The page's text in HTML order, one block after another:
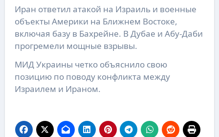
Иран ответил атакой на Израиль и военные
объекты Америки на Ближнем Востоке,
включая базу в Бахрейне. В Дубае и Абу-Даби
прогремели мощные взрывы.
МИД Украины четко объяснило свою
позицию по поводу конфликта между
Израилем и Ираном.